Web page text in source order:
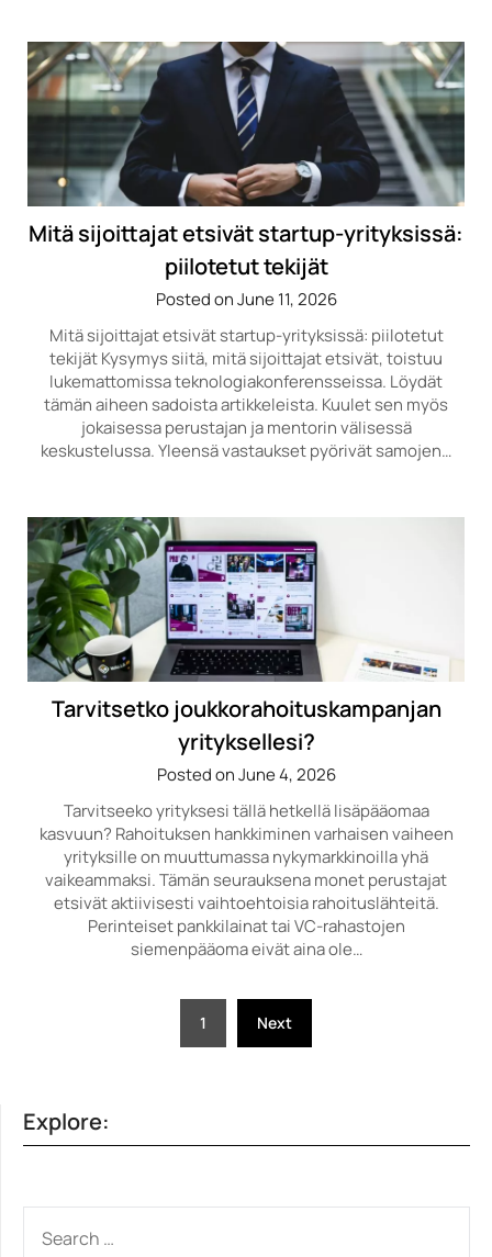
Mitä sijoittajat etsivät startup-yrityksissä:
piilotetut tekijät
Posted on June 11, 2026
Mitä sijoittajat etsivät startup-yrityksissä: piilotetut
tekijät Kysymys siitä, mitä sijoittajat etsivät, toistuu
lukemattomissa teknologiakonferensseissa. Löydät
tämän aiheen sadoista artikkeleista. Kuulet sen myös
jokaisessa perustajan ja mentorin välisessä
keskustelussa. Yleensä vastaukset pyörivät samojen…
Tarvitsetko joukkorahoituskampanjan
yrityksellesi?
Posted on June 4, 2026
Tarvitseeko yrityksesi tällä hetkellä lisäpääomaa
kasvuun? Rahoituksen hankkiminen varhaisen vaiheen
yrityksille on muuttumassa nykymarkkinoilla yhä
vaikeammaksi. Tämän seurauksena monet perustajat
etsivät aktiivisesti vaihtoehtoisia rahoituslähteitä.
Perinteiset pankkilainat tai VC-rahastojen
siemenpääoma eivät aina ole…
1 Next
Explore:
FOR: